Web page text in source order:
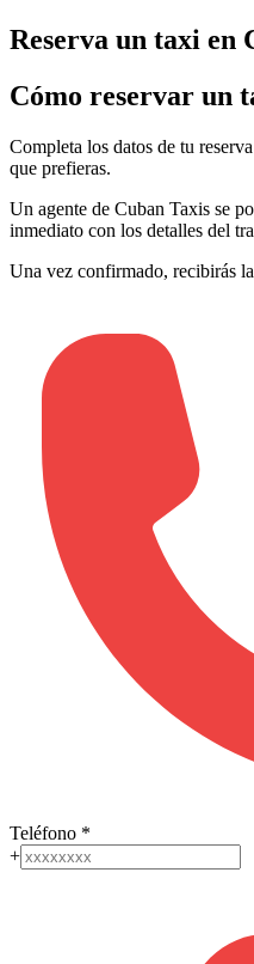
Reserva un taxi en
Cómo reservar un
Completa los datos de tu
que prefieras.
Un agente de Cuban Taxis se
inmediato con los detalles del
Una vez confirmado, recibirás
Teléfono *
+